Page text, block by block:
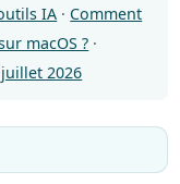
IA · Comment
macOS ? ·
2026